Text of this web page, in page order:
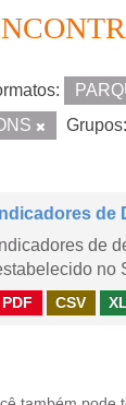
Grupos:
Indicadores de
Indicadores de
no
PDF CSV